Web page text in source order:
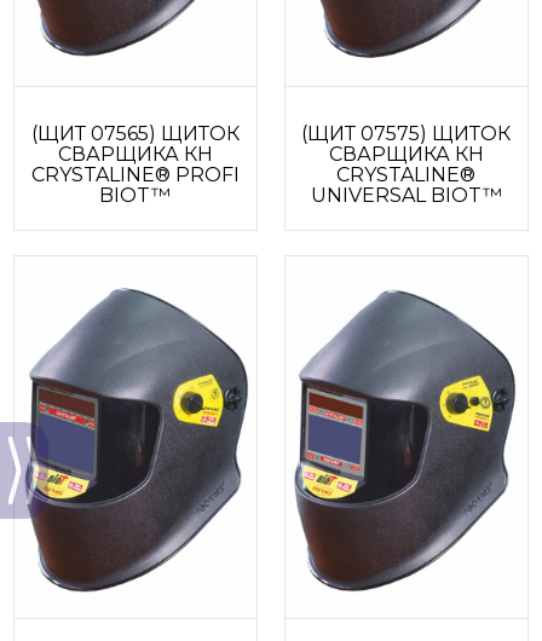
(ЩИТ 07565) ЩИТОК
СВАРЩИКА КН
CRYSTALINE® PROFI
BIOT™
(ЩИТ 07575) ЩИТОК
СВАРЩИКА КН
CRYSTALINE®
UNIVERSAL BIOT™